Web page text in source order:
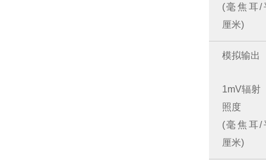
(毫焦耳/
厘米)
模拟输出
1mV辐射
照度
(毫焦耳/
厘米)